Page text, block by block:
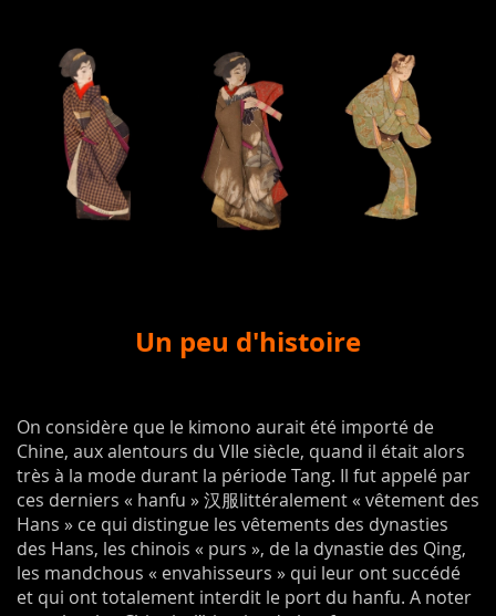
Un peu d'histoire
On considère que le kimono aurait été importé de
Chine, aux alentours du VIIe siècle, quand il était alors
très à la mode durant la période Tang. Il fut appelé par
ces derniers « hanfu » 汉服littéralement « vêtement des
Hans » ce qui distingue les vêtements des dynasties
des Hans, les chinois « purs », de la dynastie des Qing,
les mandchous « envahisseurs » qui leur ont succédé
et qui ont totalement interdit le port du hanfu. A noter